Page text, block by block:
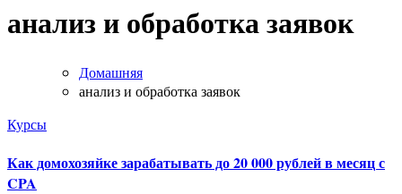
анализ и обработка заявок
Домашняя
анализ и обработка заявок
Курсы
Как домохозяйке зарабатывать до 20 000 рублей в месяц с
CPA